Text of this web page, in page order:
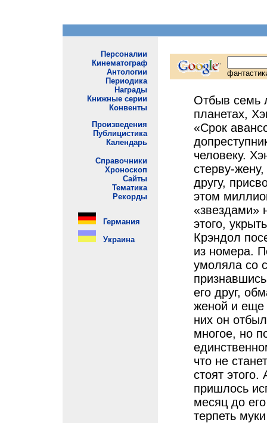
Отбыв семь
планетах,
«Срок
человеку.
стерву-
другу,
этом
«звездами»
этого,
Крэндол
из номера.
умоляла со
его друг,
женой и еще
них он
многое, но
что не
стоят
пришлось
месяц до
терпеть